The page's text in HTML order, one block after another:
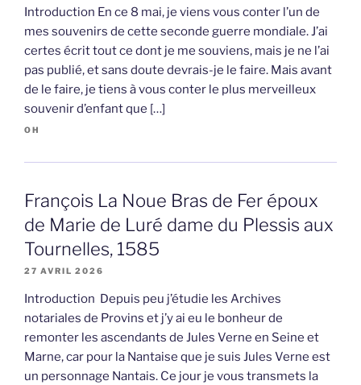
Introduction En ce 8 mai, je viens vous conter l’un de
mes souvenirs de cette seconde guerre mondiale. J’ai
certes écrit tout ce dont je me souviens, mais je ne l’ai
pas publié, et sans doute devrais-je le faire. Mais avant
de le faire, je tiens à vous conter le plus merveilleux
souvenir d’enfant que […]
OH
François La Noue Bras de Fer époux
de Marie de Luré dame du Plessis aux
Tournelles, 1585
27 AVRIL 2026
Introduction Depuis peu j’étudie les Archives
notariales de Provins et j’y ai eu le bonheur de
remonter les ascendants de Jules Verne en Seine et
Marne, car pour la Nantaise que je suis Jules Verne est
un personnage Nantais. Ce jour je vous transmets la